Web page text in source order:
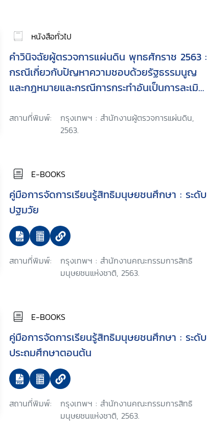
หนังสือทั่วไป
คำวินิจฉัยผู้ตรวจการแผ่นดิน พุทธศักราช 2563 :
กรณีเกี่ยวกับปัญหาความชอบด้วยรัฐธรรมนูญ
และกฎหมายและกรณีการกระทำอันเป็นการละเมิด
สถานที่พิมพ์:
กรุงเทพฯ : สำนักงานผู้ตรวจการแผ่นดิน,
2563.
E-BOOKS
คู่มือการจัดการเรียนรู้สิทธิมนุษยชนศึกษา : ระดับ
ปฐมวัย
สถานที่พิมพ์:
กรุงเทพฯ : สำนักงานคณะกรรมการสิทธิ
มนุษยชนแห่งชาติ, 2563.
E-BOOKS
คู่มือการจัดการเรียนรู้สิทธิมนุษยชนศึกษา : ระดับ
ประถมศึกษาตอนต้น
สถานที่พิมพ์:
กรุงเทพฯ : สำนักงานคณะกรรมการสิทธิ
มนุษยชนแห่งชาติ, 2563.